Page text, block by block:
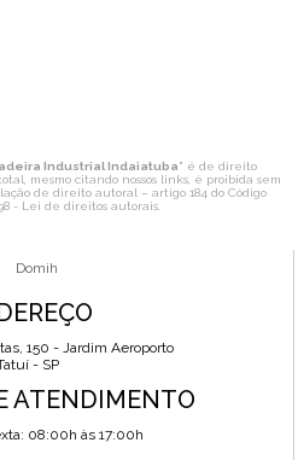
Industrial Indaiatuba" é de direito
mesmo citando nossos links, é proibida sem
de direito autoral – artigo 184 do Código
- Lei de direitos autorais
150 - Jardim Aeroporto
- SP
ATENDIMENTO
08:00h às 17:00h